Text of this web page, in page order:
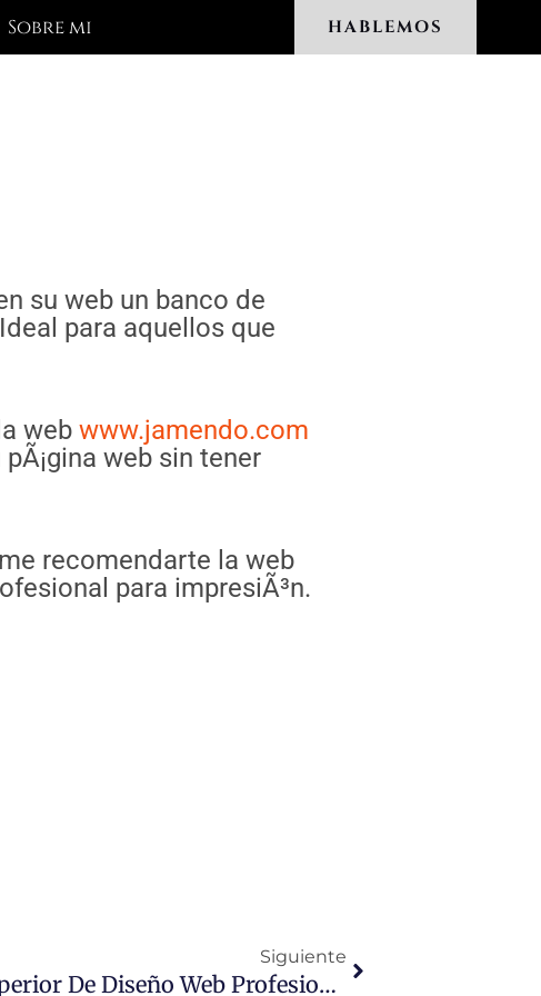
Sobre mi HABLEMOS
su web un banco de
para aquellos que
web www.jamendo.com
web sin tener
recomendarte la web
para impresiÃ³n.
Siguiente
Presentación Del Curso Superior De Diseño Web Profesional Con Flash Y ActionScript